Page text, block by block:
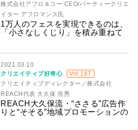
株式会社アフロ＆コー CEO/パーティークリエ
イター アフロマンス氏
1万人のフェスを実現できるのは、
「小さなしくじり」を積み重ねて
2021.03.10
クリエイティブ好奇心
Vol.187
クリエイティブディレクター／株式会社
REACH代表 大久保 浩秀
REACH大久保流・“ささる”広告作
りと“そそる”地域プロモーションの